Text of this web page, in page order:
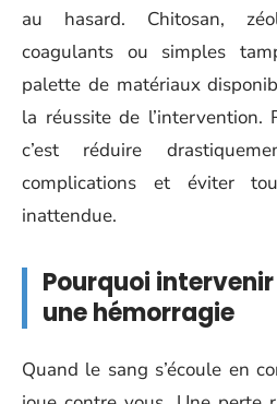
au hasard. Chitosan,
coagulants ou simples
palette de matériaux
la réussite de l’intervention.
c’est réduire
complications et éviter
inattendue.
Pourquoi
une hémorragie
Quand le sang s’écoule en